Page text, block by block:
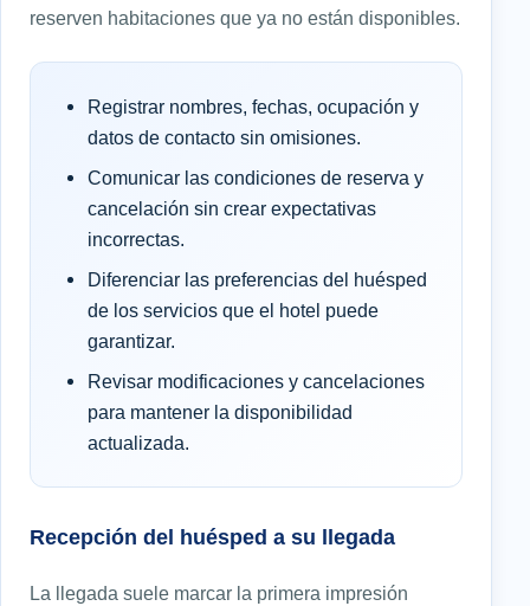
reserven habitaciones que ya no están disponibles.
Registrar nombres, fechas, ocupación y
datos de contacto sin omisiones.
Comunicar las condiciones de reserva y
cancelación sin crear expectativas
incorrectas.
Diferenciar las preferencias del huésped
de los servicios que el hotel puede
garantizar.
Revisar modificaciones y cancelaciones
para mantener la disponibilidad
actualizada.
Recepción del huésped a su llegada
La llegada suele marcar la primera impresión